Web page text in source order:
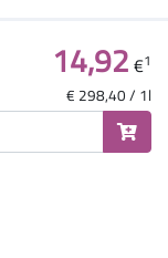
14,92€1
€ 298,40 / 1l